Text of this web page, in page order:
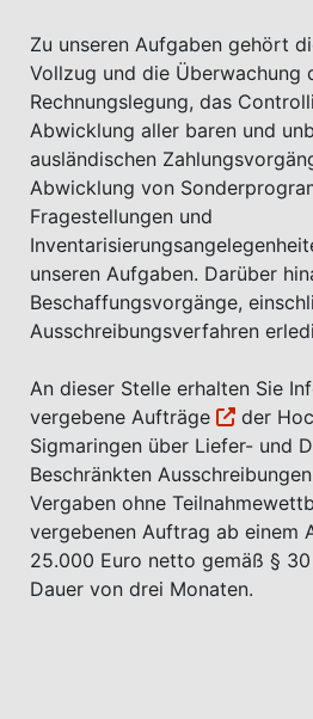
Zu unseren Aufgaben gehört
Vollzug und die Überwachung
Rechnungslegung, das
Abwicklung aller baren und
ausländischen
Abwicklung von
Fragestellungen und
unseren Aufgaben. Darüber
Beschaffungsvorgänge,
Ausschreibungsverfahren
An dieser Stelle erhalten Sie
vergebene Aufträge
der
Sigmaringen über Liefer- und
Beschränkten
Vergaben ohne
vergebenen Auftrag ab einem
25.000 Euro netto gemäß §
Dauer von drei Monaten.